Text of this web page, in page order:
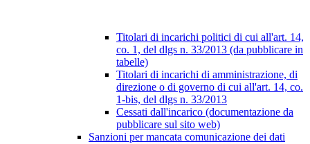
Titolari di incarichi politici di cui all'art. 14,
co. 1, del dlgs n. 33/2013 (da pubblicare in
tabelle)
Titolari di incarichi di amministrazione, di
direzione o di governo di cui all'art. 14, co.
1-bis, del dlgs n. 33/2013
Cessati dall'incarico (documentazione da
pubblicare sul sito web)
Sanzioni per mancata comunicazione dei dati